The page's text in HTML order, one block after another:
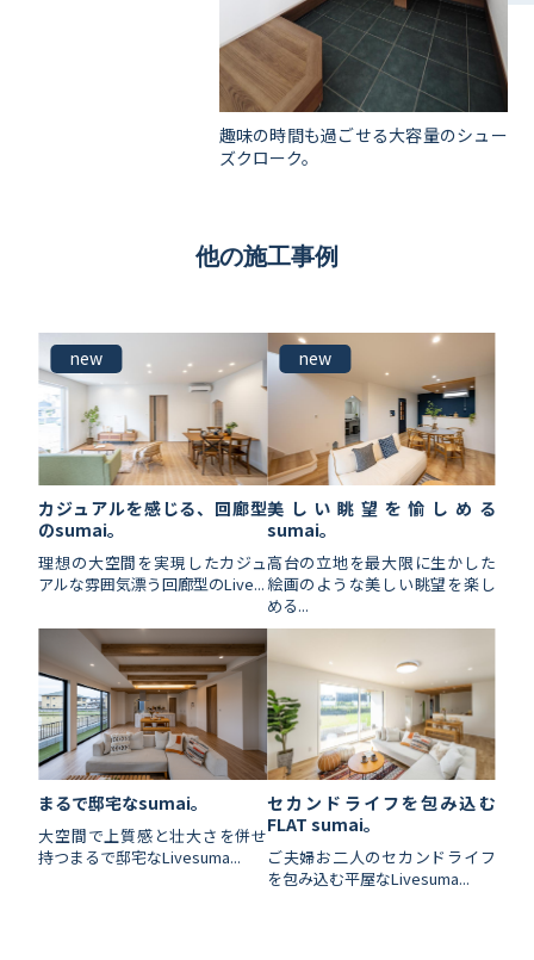
趣味の時間も過ごせる大容量のシュー
ズクローク。
他の施工事例
new
カジュアルを感じる、回廊型
のsumai。
理想の大空間を実現したカジュ
アルな雰囲気漂う回廊型のLive...
new
美しい眺望を愉しめる
sumai。
高台の立地を最大限に生かした
絵画のような美しい眺望を楽し
める...
まるで邸宅なsumai。
大空間で上質感と壮大さを併せ
持つまるで邸宅なLivesuma...
セカンドライフを包み込む
FLAT sumai。
ご夫婦お二人のセカンドライフ
を包み込む平屋なLivesuma...